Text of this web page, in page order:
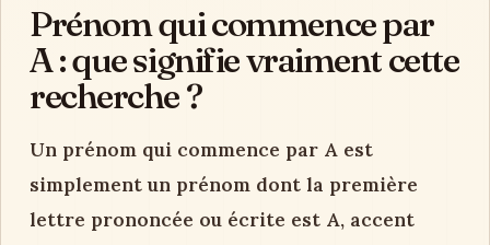
Prénom qui commence par
A : que signifie vraiment cette
recherche ?
Un prénom qui commence par A est
simplement un prénom dont la première
lettre prononcée ou écrite est A, accent